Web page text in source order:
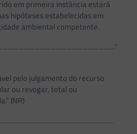
em primeira instância estará
hipóteses estabelecidas em
ambiental competente.
pelo julgamento do recurso
ou revogar, total ou
(NR)